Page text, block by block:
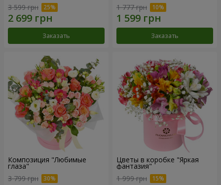
3 599 грн
Заказать
1 777 грн
Заказать
Композиция "Любимые
глаза"
3 799 грн
Цветы в коробке "Яркая
фантазия"
1 999 грн